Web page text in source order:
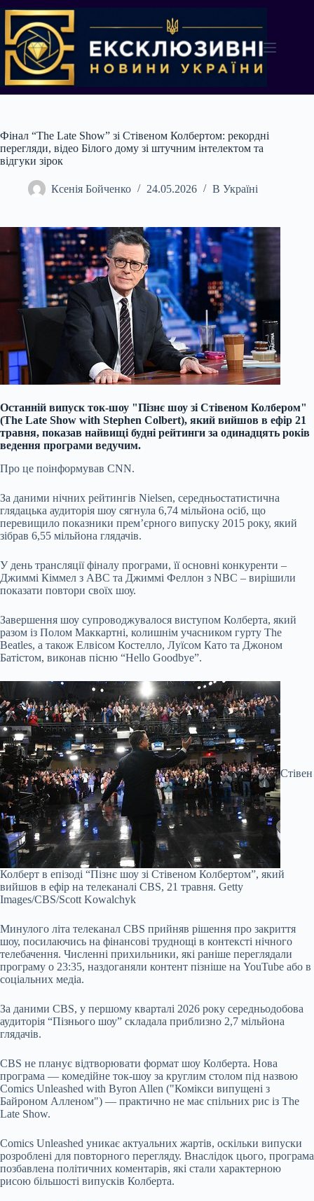
до
вмісту
Фінал “The Late Show” зі Стівеном Колбертом: рекордні
перегляди, відео Білого дому зі штучним інтелектом та
відгуки зірок
Ксенія Бойченко 24.05.2026 В Україні
Останній випуск ток-шоу "Пізнє шоу зі Стівеном Колбером"
(The Late Show with Stephen Colbert), який вийшов в ефір 21
травня, показав найвищі будні рейтинги за одинадцять років
ведення програми ведучим.
Про це поінформував CNN.
За даними нічних рейтингів Nielsen, середньостатистична
глядацька аудиторія шоу сягнула 6,74 мільйона осіб, що
перевищило показники прем’єрного випуску 2015 року, який
зібрав 6,55 мільйона глядачів.
У день трансляції фіналу програми, її основні конкуренти –
Джиммі Кіммел з ABC та Джиммі Феллон з NBC – вирішили
показати повтори своїх шоу.
Завершення шоу супроводжувалося виступом Колберта, який
разом із Полом Маккартні, колишнім учасником гурту The
Beatles, а також Елвісом Костелло, Луїсом Като та Джоном
Батістом, виконав пісню “Hello Goodbye”.
Стівен
Колберт в епізоді “Пізнє шоу зі Стівеном Колбертом”, який
вийшов в ефір на телеканалі CBS, 21 травня. Getty
Images/CBS/Scott Kowalchyk
Минулого літа телеканал CBS прийняв рішення про закриття
шоу, посилаючись на фінансові труднощі в контексті нічного
телебачення. Численні прихильники, які раніше переглядали
програму о 23:35, наздоганяли контент пізніше на YouTube або в
соціальних медіа.
За даними CBS, у першому кварталі 2026 року середньодобова
аудиторія “Пізнього шоу” складала приблизно 2,7 мільйона
глядачів.
CBS не планує відтворювати формат шоу Колберта. Нова
програма — комедійне ток-шоу за круглим столом під назвою
Comics Unleashed with Byron Allen ("Комікси випущені з
Байроном Алленом") — практично не має спільних рис із The
Late Show.
Comics Unleashed уникає актуальних жартів, оскільки випуски
розроблені для повторного перегляду. Внаслідок цього, програма
позбавлена політичних коментарів, які стали характерною
рисою більшості випусків Колберта.